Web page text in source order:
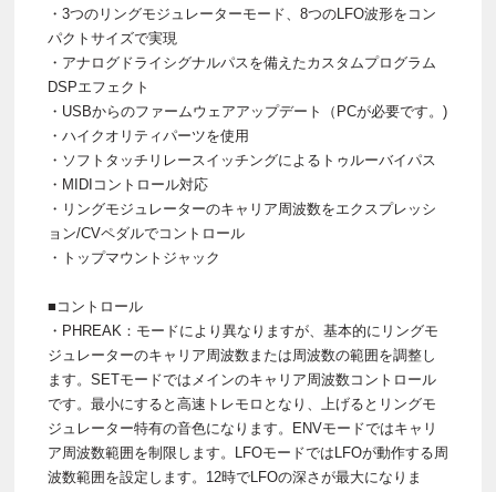
・3つのリングモジュレーターモード、8つのLFO波形をコン
パクトサイズで実現
・アナログドライシグナルパスを備えたカスタムプログラム
DSPエフェクト
・USBからのファームウェアアップデート（PCが必要です。)
・ハイクオリティパーツを使用
・ソフトタッチリレースイッチングによるトゥルーバイパス
・MIDIコントロール対応
・リングモジュレーターのキャリア周波数をエクスプレッシ
ョン/CVペダルでコントロール
・トップマウントジャック
■コントロール
・PHREAK：モードにより異なりますが、基本的にリングモ
ジュレーターのキャリア周波数または周波数の範囲を調整し
ます。SETモードではメインのキャリア周波数コントロール
です。最小にすると高速トレモロとなり、上げるとリングモ
ジュレーター特有の音色になります。ENVモードではキャリ
ア周波数範囲を制限します。LFOモードではLFOが動作する周
波数範囲を設定します。12時でLFOの深さが最大になりま